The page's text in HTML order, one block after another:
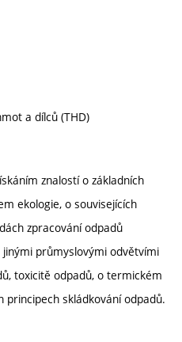
a dílců (THD)
znalostí o základních
ekologie, o souvisejících
zpracování odpadů
průmyslovými odvětvími
toxicitě odpadů, o termickém
principech skládkování odpadů.